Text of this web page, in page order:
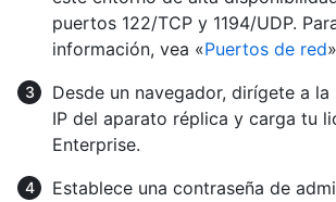
puertos 122/TCP y 1194/UDP.
información, vea «Puertos de red
Desde un navegador, dirígete a
IP del aparato réplica y carga tu
Enterprise.
Establece una contraseña de